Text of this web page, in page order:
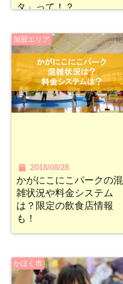
タ」って！？
加賀エリア
2018/08/28
かがにこにこパークの混
雑状況や料金システム
は？限定の飲食店情報
も！
かほく市